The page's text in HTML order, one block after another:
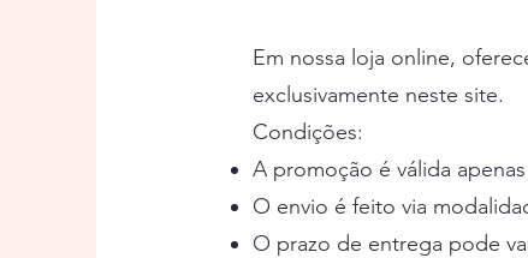
Em nossa loja online,
exclusivamente neste site.
Condições:
A promoção é válida
O envio é feito via
O prazo de entrega pode